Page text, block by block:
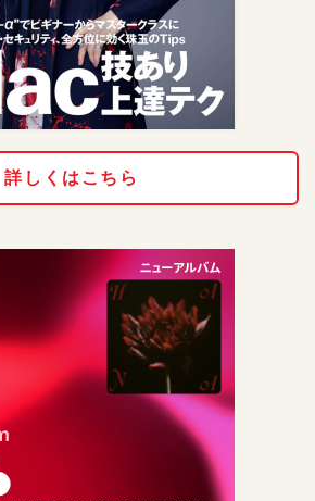
詳しくはこちら